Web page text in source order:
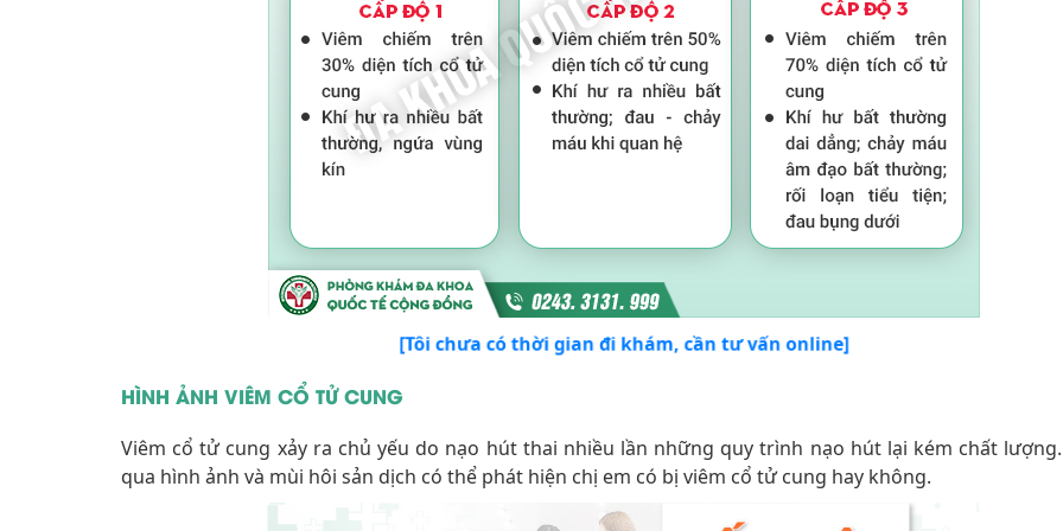
[Tôi chưa có thời gian đi khám, cần tư vấn online]
HÌNH ẢNH VIÊM CỔ TỬ CUNG
Viêm cổ tử cung xảy ra chủ yếu do nạo hút thai nhiều lần những quy trình nạo hút lại kém chất
qua hình ảnh và mùi hôi sản dịch có thể phát hiện chị em có bị viêm cổ tử cung hay không.